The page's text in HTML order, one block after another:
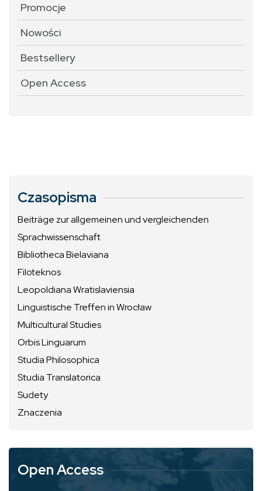
Promocje
Nowości
Bestsellery
Open Access
Czasopisma
Beiträge zur allgemeinen und vergleichenden
Sprachwissenschaft
Bibliotheca Bielaviana
Filoteknos
Leopoldiana Wratislaviensia
Linguistische Treffen in Wrocław
Multicultural Studies
Orbis Linguarum
Studia Philosophica
Studia Translatorica
Sudety
Znaczenia
Open Access